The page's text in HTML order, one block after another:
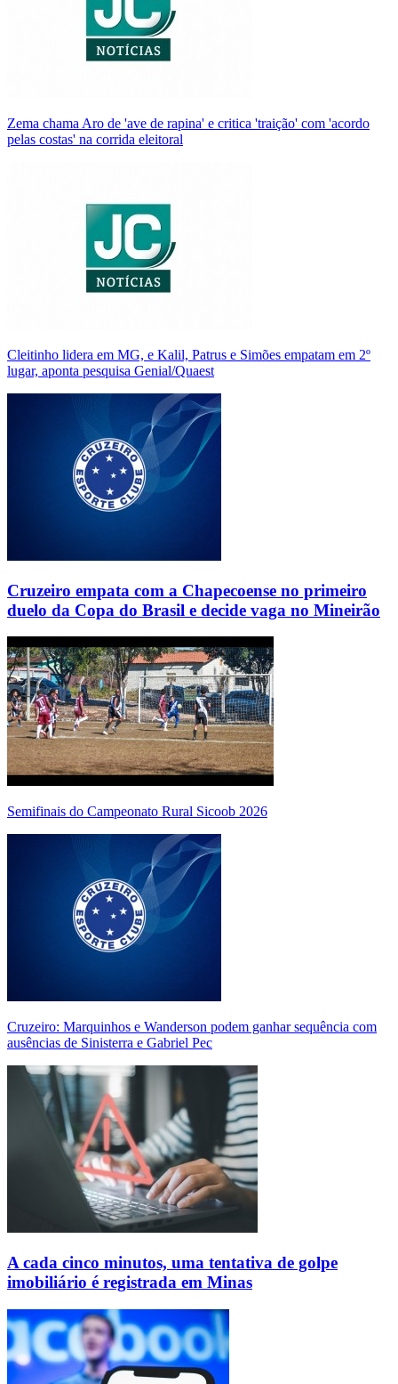
Zema chama Aro de 'ave de rapina' e critica 'traição' com 'acordo
pelas costas' na corrida eleitoral
Cleitinho lidera em MG, e Kalil, Patrus e Simões empatam em 2º
lugar, aponta pesquisa Genial/Quaest
Cruzeiro empata com a Chapecoense no primeiro
duelo da Copa do Brasil e decide vaga no Mineirão
Semifinais do Campeonato Rural Sicoob 2026
Cruzeiro: Marquinhos e Wanderson podem ganhar sequência com
ausências de Sinisterra e Gabriel Pec
A cada cinco minutos, uma tentativa de golpe
imobiliário é registrada em Minas